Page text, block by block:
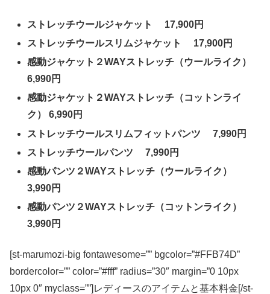
ストレッチウールジャケット 17,900円
ストレッチウールスリムジャケット 17,900円
感動ジャケット２WAYストレッチ（ウールライク）
6,990円
感動ジャケット２WAYストレッチ（コットンライ
ク） 6,990円
ストレッチウールスリムフィットパンツ 7,990円
ストレッチウールパンツ 7,990円
感動パンツ２WAYストレッチ（ウールライク）
3,990円
感動パンツ２WAYストレッチ（コットンライク）
3,990円
[st-marumozi-big fontawesome=”” bgcolor=”#FFB74D”
bordercolor=”” color=”#fff” radius=”30″ margin=”0 10px
10px 0″ myclass=””]レディースのアイテムと基本料金[/st-